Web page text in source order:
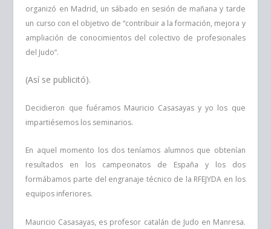
organizó en Madrid, un sábado en sesión de mañana y tarde
un curso con el objetivo de “contribuir a la formación, mejora y
ampliación de conocimientos del colectivo de profesionales
del Judo”.
(Así se publicitó).
Decidieron que fuéramos Mauricio Casasayas y yo los que
impartiésemos los seminarios.
En aquel momento los dos teníamos alumnos que obtenían
resultados en los campeonatos de España y los dos
formábamos parte del engranaje técnico de la RFEJYDA en los
equipos inferiores.
Mauricio Casasayas, es profesor catalán de Judo en Manresa.